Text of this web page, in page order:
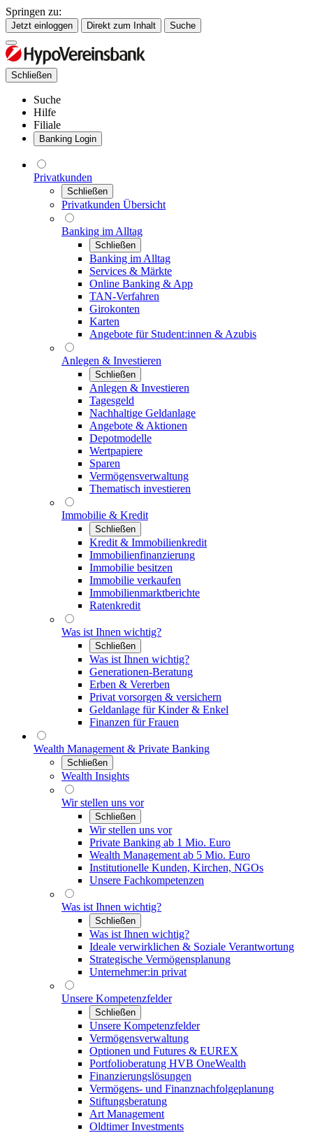
Springen zu:
Jetzt einloggen Direkt zum Inhalt Suche
Schließen
Suche
Hilfe
Filiale
Banking Login
Privatkunden
Schließen
Privatkunden Übersicht
Banking im Alltag
Schließen
Banking im Alltag
Services & Märkte
Online Banking & App
TAN-Verfahren
Girokonten
Karten
Angebote für Student:innen & Azubis
Anlegen & Investieren
Schließen
Anlegen & Investieren
Tagesgeld
Nachhaltige Geldanlage
Angebote & Aktionen
Depotmodelle
Wertpapiere
Sparen
Vermögensverwaltung
Thematisch investieren
Immobilie & Kredit
Schließen
Kredit & Immobilienkredit
Immobilienfinanzierung
Immobilie besitzen
Immobilie verkaufen
Immobilienmarktberichte
Ratenkredit
Was ist Ihnen wichtig?
Schließen
Was ist Ihnen wichtig?
Generationen-Beratung
Erben & Vererben
Privat vorsorgen & versichern
Geldanlage für Kinder & Enkel
Finanzen für Frauen
Wealth Management & Private Banking
Schließen
Wealth Insights
Wir stellen uns vor
Schließen
Wir stellen uns vor
Private Banking ab 1 Mio. Euro
Wealth Management ab 5 Mio. Euro
Institutionelle Kunden, Kirchen, NGOs
Unsere Fachkompetenzen
Was ist Ihnen wichtig?
Schließen
Was ist Ihnen wichtig?
Ideale verwirklichen & Soziale Verantwortung
Strategische Vermögensplanung
Unternehmer:in privat
Unsere Kompetenzfelder
Schließen
Unsere Kompetenzfelder
Vermögensverwaltung
Optionen und Futures & EUREX
Portfolioberatung HVB OneWealth
Finanzierungslösungen
Vermögens- und Finanznachfolgeplanung
Stiftungsberatung
Art Management
Oldtimer Investments